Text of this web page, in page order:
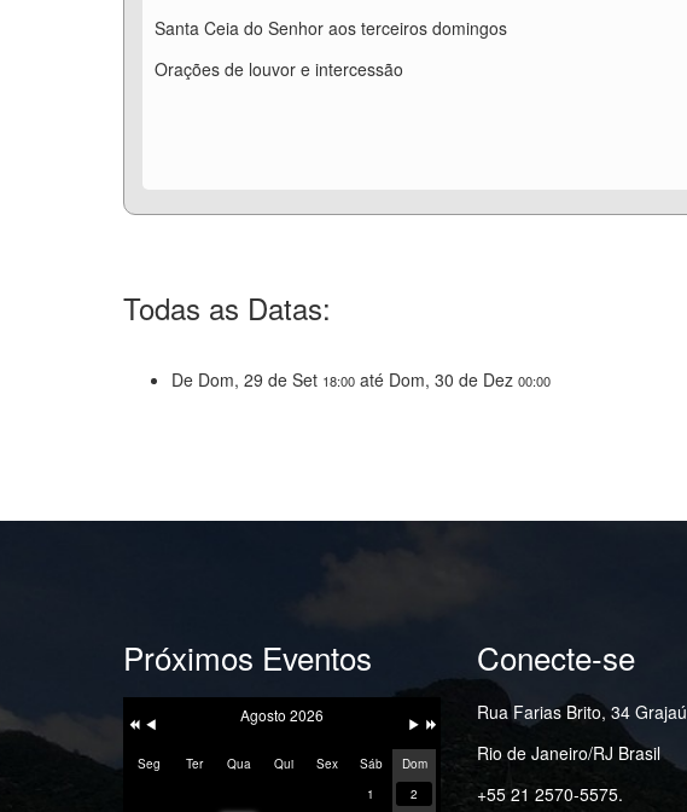
Santa Ceia do Senhor aos terceiros domingos
Orações de louvor e intercessão
Todas as Datas:
De Dom, 29 de Set 18:00 até Dom, 30 de Dez 00:00
Próximos Eventos
Ano
Anterior
Mês
Anterior
Agosto 2026
Seg Ter Qua Qui Sex Sáb
Dom
1
2
Conecte-se
Rua Farias Brito, 34 Grajaú
Rio de Janeiro/RJ Brasil
+55 21 2570-5575.